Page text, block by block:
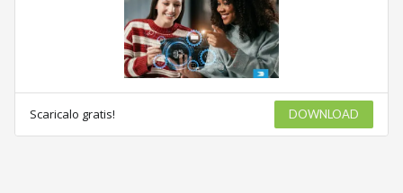
Scaricalo gratis! DOWNLOAD